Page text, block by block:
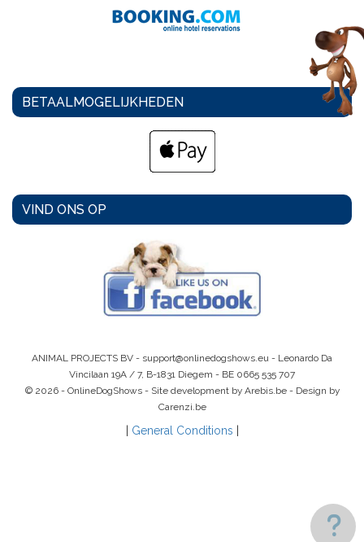
BETAALMOGELIJKHEDEN
VIND ONS OP
ANIMAL PROJECTS BV - support@onlinedogshows.eu - Leonardo Da
Vincilaan 19A / 7, B-1831 Diegem - BE 0665 535 707
© 2026 - OnlineDogShows - Site development by Arebis.be - Design by
Carenzi.be
General Conditions